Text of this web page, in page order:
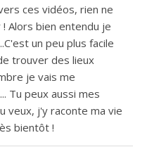
ces vidéos, rien ne
Alors bien entendu je
un peu plus facile
trouver des lieux
je vais me
Tu peux aussi mes
veux, j'y raconte ma vie
bientôt !